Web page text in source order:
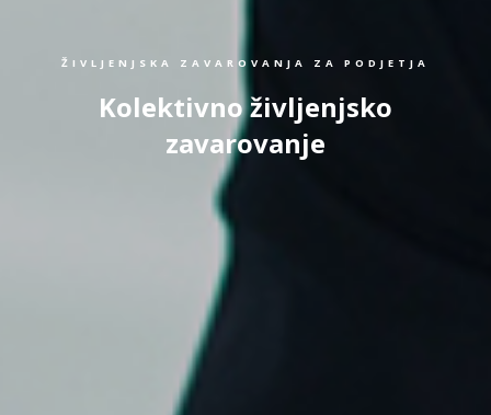
ŽIVLJENJSKA ZAVAROVANJA ZA PODJETJA
Kolektivno življenjsko
zavarovanje